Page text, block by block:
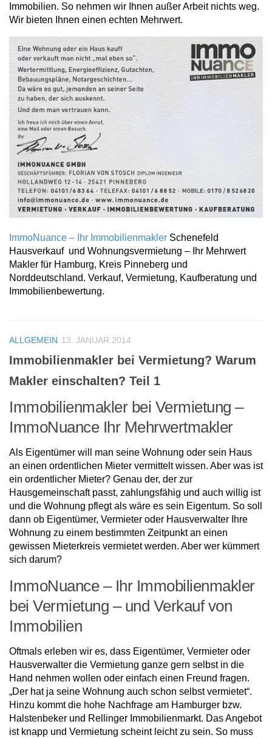
Immobilien. So nehmen wir Ihnen außer Arbeit nichts weg.
Wir bieten Ihnen einen echten Mehrwert.
ImmoNuance – Ihr Immobilienmakler Schenefeld
Hausverkauf und Wohnungsvermietung – Ihr Mehrwert
Makler für Hamburg, Kreis Pinneberg und
Norddeutschland. Verkauf, Vermietung, Kaufberatung und
Immobilienbewertung.
ALLGEMEIN 13. JANUAR 2014
Immobilienmakler bei Vermietung? Warum
Makler einschalten? Teil 1
Immobilienmakler bei Vermietung –
ImmoNuance Ihr Mehrwertmakler
Als Eigentümer will man seine Wohnung oder sein Haus
an einen ordentlichen Mieter vermittelt wissen. Aber was ist
ein ordentlicher Mieter? Genau der, der zur
Hausgemeinschaft passt, zahlungsfähig und auch willig ist
und die Wohnung pflegt als wäre es sein Eigentum. So soll
dann ob Eigentümer, Vermieter oder Hausverwalter Ihre
Wohnung zu einem bestimmten Zeitpunkt an einen
gewissen Mieterkreis vermietet werden. Aber wer kümmert
sich darum?
ImmoNuance – Ihr Immobilienmakler
bei Vermietung – und Verkauf von
Immobilien
Oftmals erleben wir es, dass Eigentümer, Vermieter oder
Hausverwalter die Vermietung ganze gern selbst in die
Hand nehmen wollen oder einfach einen Freund fragen.
„Der hat ja seine Wohnung auch schon selbst vermietet“.
Hinzu kommt die hohe Nachfrage am Hamburger bzw.
Halstenbeker und Rellinger Immobilienmarkt. Das Angebot
ist knapp und Vermietung scheint leicht zu sein. So muss